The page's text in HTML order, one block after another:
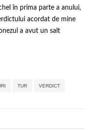
în prima parte a anului,
acordat de mine
a avut un salt
TUR VERDICT